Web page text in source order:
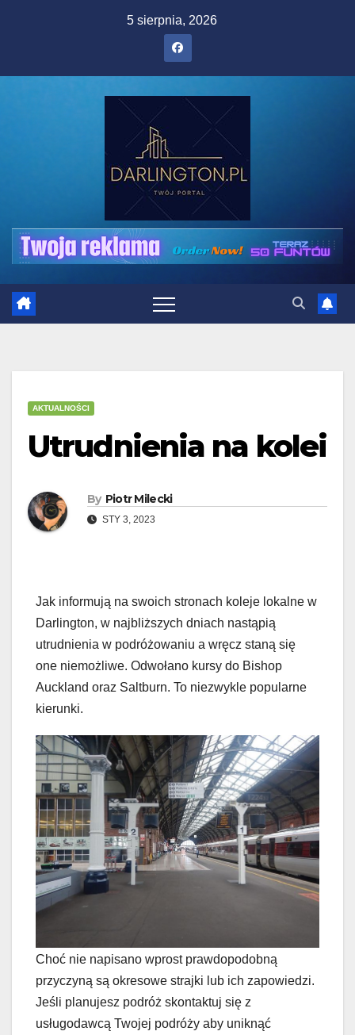
5 sierpnia, 2026
AKTUALNOŚCI
Utrudnienia na kolei
By Piotr Milecki
STY 3, 2023
Jak informują na swoich stronach koleje lokalne w
Darlington, w najbliższych dniach nastąpią
utrudnienia w podróżowaniu a wręcz staną się
one niemożliwe. Odwołano kursy do Bishop
Auckland oraz Saltburn. To niezwykle popularne
kierunki.
Choć nie napisano wprost prawdopodobną
przyczyną są okresowe strajki lub ich zapowiedzi.
Jeśli planujesz podróż skontaktuj się z
usługodawcą Twojej podróży aby uniknąć